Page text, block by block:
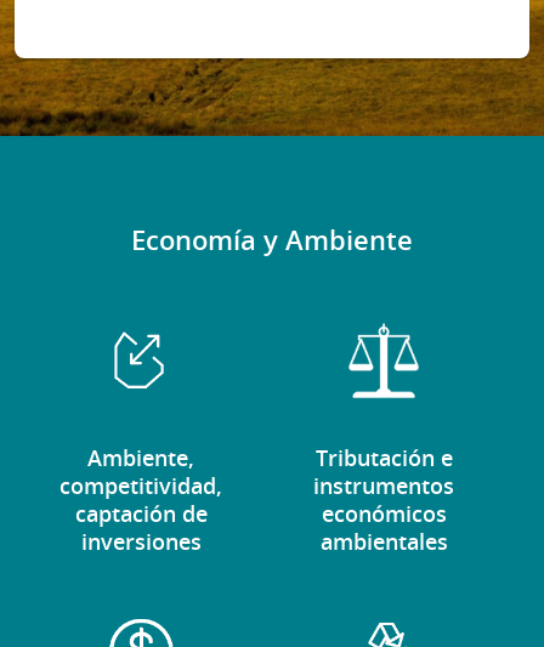
Economía y Ambiente
Ambiente,
competitividad,
captación de
inversiones
Tributación e
instrumentos
económicos
ambientales